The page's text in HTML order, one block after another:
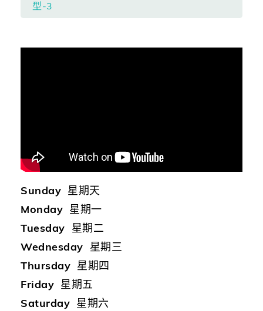
型-3
Sunday 星期天
Monday 星期一
Tuesday 星期二
Wednesday 星期三
Thursday 星期四
Friday 星期五
Saturday 星期六